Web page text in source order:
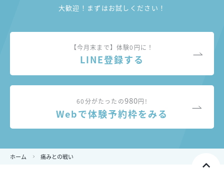
大歓迎！まずはお試しください！
【今月末まで】体験0円に！
LINE登録する
60分がたったの980円!
Webで体験予約枠をみる
ホーム 痛みとの戦い